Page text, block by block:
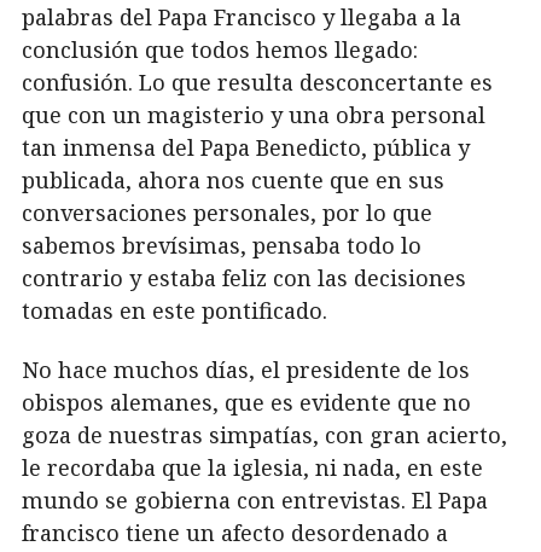
palabras del Papa Francisco y llegaba a la
conclusión que todos hemos llegado:
confusión. Lo que resulta desconcertante es
que con un magisterio y una obra personal
tan inmensa del Papa Benedicto, pública y
publicada, ahora nos cuente que en sus
conversaciones personales, por lo que
sabemos brevísimas, pensaba todo lo
contrario y estaba feliz con las decisiones
tomadas en este pontificado.
No hace muchos días, el presidente de los
obispos alemanes, que es evidente que no
goza de nuestras simpatías, con gran acierto,
le recordaba que la iglesia, ni nada, en este
mundo se gobierna con entrevistas. El Papa
francisco tiene un afecto desordenado a